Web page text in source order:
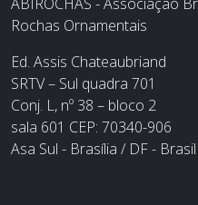
Rochas Ornamentais
Ed. Assis Chateaubriand
SRTV – Sul quadra 701
Conj. L, nº 38 – bloco 2
sala 601 CEP: 70340-906
Asa Sul - Brasília / DF - Brasil